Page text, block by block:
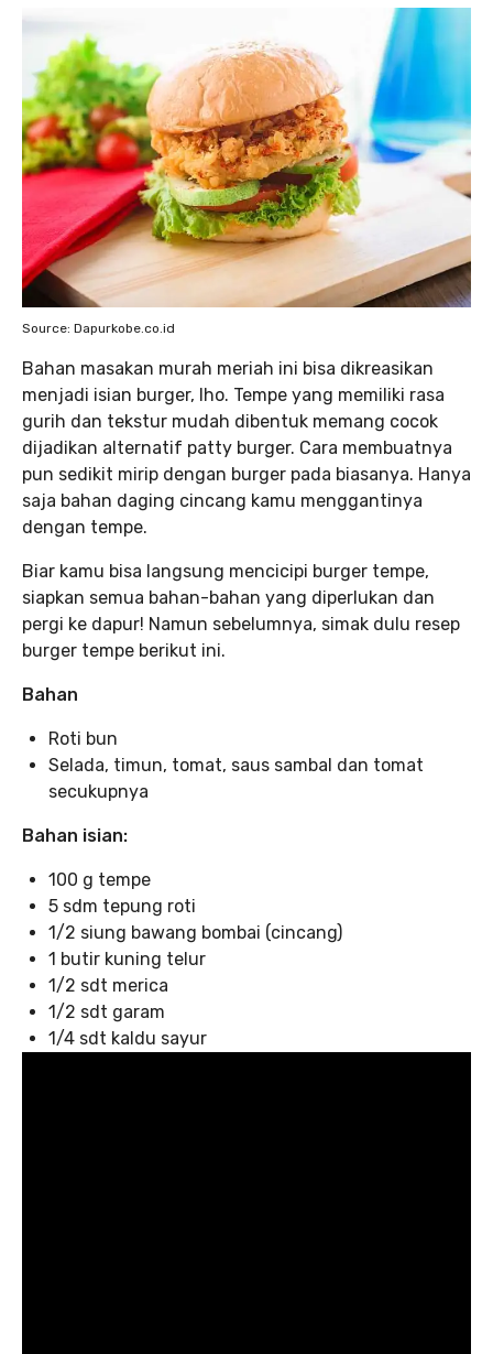
Source: Dapurkobe.co.id
Bahan masakan murah meriah ini bisa dikreasikan
menjadi isian burger, lho. Tempe yang memiliki rasa
gurih dan tekstur mudah dibentuk memang cocok
dijadikan alternatif patty burger. Cara membuatnya
pun sedikit mirip dengan burger pada biasanya. Hanya
saja bahan daging cincang kamu menggantinya
dengan tempe.
Biar kamu bisa langsung mencicipi burger tempe,
siapkan semua bahan-bahan yang diperlukan dan
pergi ke dapur! Namun sebelumnya, simak dulu resep
burger tempe berikut ini.
Bahan
Roti bun
Selada, timun, tomat, saus sambal dan tomat
secukupnya
Bahan isian:
100 g tempe
5 sdm tepung roti
1/2 siung bawang bombai (cincang)
1 butir kuning telur
1/2 sdt merica
1/2 sdt garam
1/4 sdt kaldu sayur